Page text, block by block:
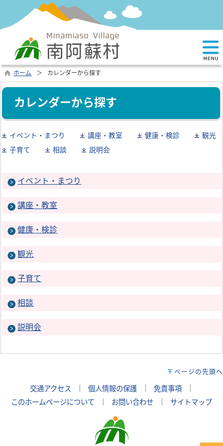
ホーム カレンダーから探す
カレンダーから探す
イベント・まつり 講座・教室 健康・検診
観光
子育て
相談 説明会
イベント・まつり
講座・教室
健康・検診
観光
子育て
相談
説明会
ページの先頭へ
交通アクセス 個人情報の保護 免責事項
このホームページについて
お問い合わせ サイトマップ